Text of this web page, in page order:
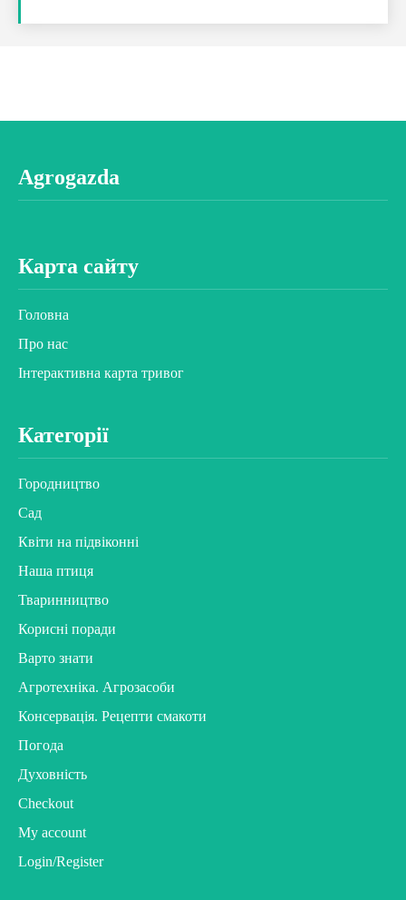
Agrogazda
Карта сайту
Головна
Про нас
Інтерактивна карта тривог
Категорії
Городництво
Сад
Квіти на підвіконні
Наша птиця
Тваринництво
Корисні поради
Варто знати
Агротехніка. Агрозасоби
Консервація. Рецепти смакоти
Погода
Духовність
Checkout
My account
Login/Register